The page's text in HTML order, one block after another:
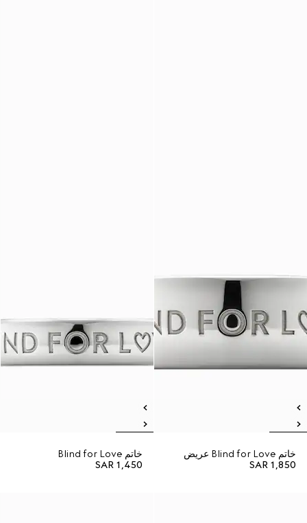
خاتم Blind for Love عريض
SAR 1,850
خاتم Blind for Love
SAR 1,450